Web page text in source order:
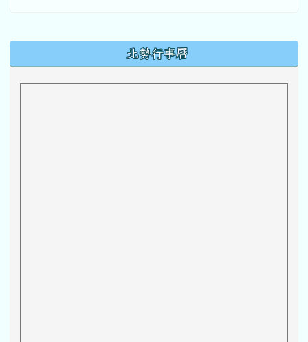
北勢行事曆